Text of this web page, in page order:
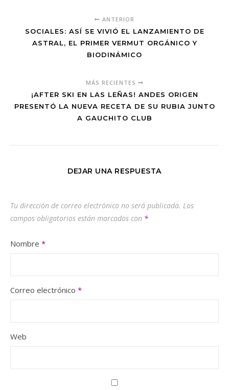
ANTERIOR
SOCIALES: ASÍ SE VIVIÓ EL LANZAMIENTO DE
ASTRAL, EL PRIMER VERMUT ORGÁNICO Y
BIODINÁMICO
MÁS RECIENTES
¡AFTER SKI EN LAS LEÑAS! ANDES ORIGEN
PRESENTÓ LA NUEVA RECETA DE SU RUBIA JUNTO
A GAUCHITO CLUB
DEJAR UNA RESPUESTA
Tu dirección de correo electrónico no será publicada. Los
campos obligatorios están marcados con *
Nombre *
Correo electrónico *
Web